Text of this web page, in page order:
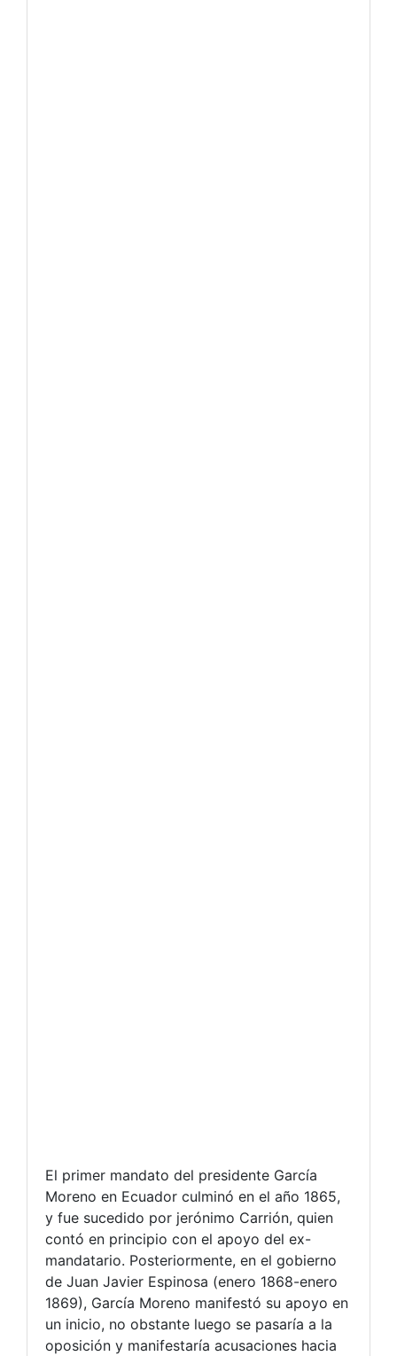
El primer mandato del presidente García
Moreno en Ecuador culminó en el año 1865,
y fue sucedido por jerónimo Carrión, quien
contó en principio con el apoyo del ex-
mandatario. Posteriormente, en el gobierno
de Juan Javier Espinosa (enero 1868-enero
1869), García Moreno manifestó su apoyo en
un inicio, no obstante luego se pasaría a la
oposición y manifestaría acusaciones hacia